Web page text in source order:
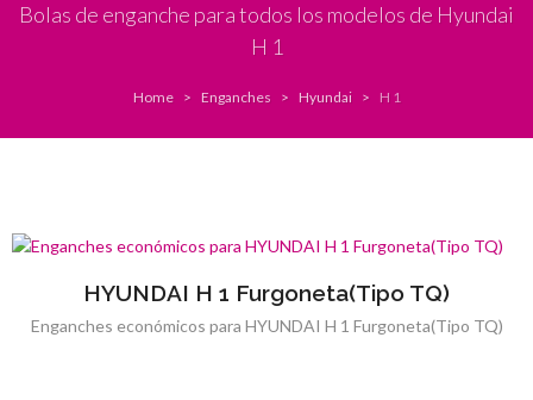
Bolas de enganche para todos los modelos de Hyundai
H 1
Home Enganches Hyundai H 1
HYUNDAI H 1 Furgoneta(Tipo TQ)
Enganches económicos para HYUNDAI H 1 Furgoneta(Tipo TQ)